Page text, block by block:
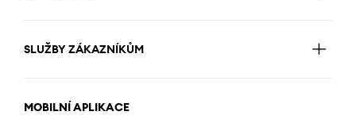
SLUŽBY ZÁKAZNÍKŮM
MOBILNÍ APLIKACE